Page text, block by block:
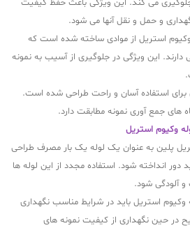
می کند. این ویژگی باعث حفظ کیفیت
و حمل و نقل آنها می شود.
استریل از موادی ساخته شده است که
دارند. این ویژگی در جلوگیری از آسیب به نمونه
برای استفاده آسان و راحت طراحی شده است.
های جمع آوری نمونه مطابقت دارد.
پلین به عنوان یک لوله یک بار مصرف طراحی
انداخته شود. استفاده مجدد از این لوله ها
و آلودگی شود.
استریل باید در شرایط مناسب نگهداری
حین نگهداری از کیفیت نمونه های